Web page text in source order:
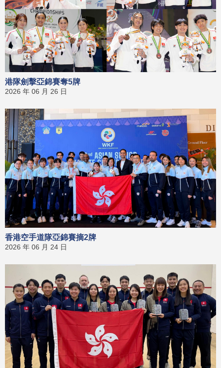
港隊劍擊亞錦賽奪5牌
2026 年 06 月 26 日
香港空手道隊亞錦賽摘2牌
2026 年 06 月 24 日